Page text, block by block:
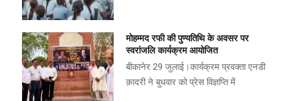
मोहम्मद रफी की पुण्यतिथि के अवसर पर
स्वरांजलि कार्यक्रम आयोजित
बीकानेर 29 जुलाई।कार्यक्रम प्रवक्ता एनडी
क़ादरी ने बुधवार को प्रेस विज्ञप्ति में